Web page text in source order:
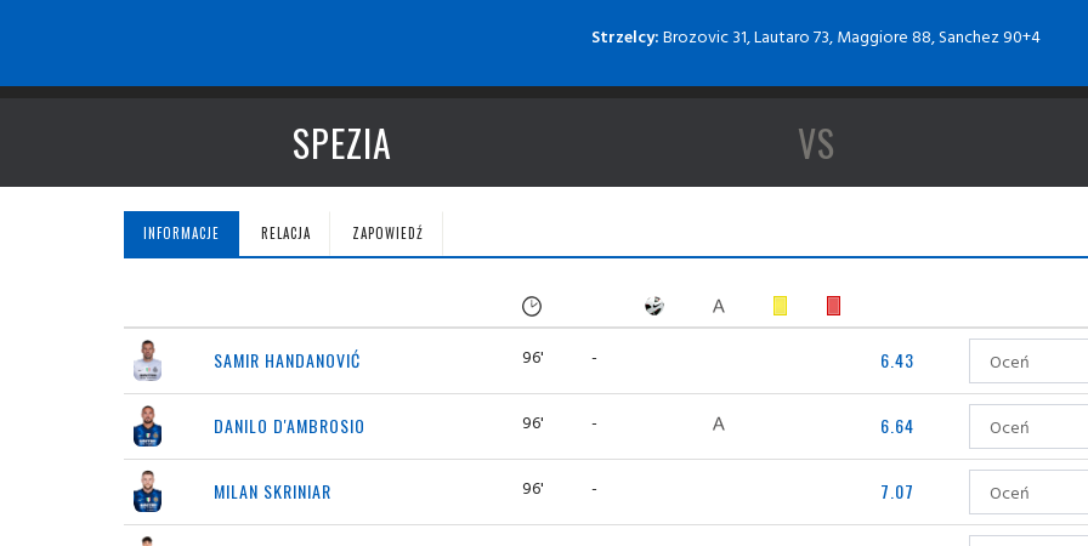
Strzelcy:Brozovic 31, Lautaro 73, Maggiore 88, Sanchez 90+4
SPEZIA VS
INFORMACJE RELACJA ZAPOWIEDŹ
SAMIR HANDANOVIĆ 96' - 6.43
DANILO D'AMBROSIO 96' - 6.64
MILAN SKRINIAR 96' - 7.07